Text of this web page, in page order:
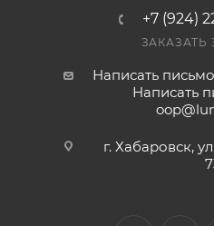
+7 (924)
ЗАКАЗАТЬ
Написать
Написать
г. Хабаровск,